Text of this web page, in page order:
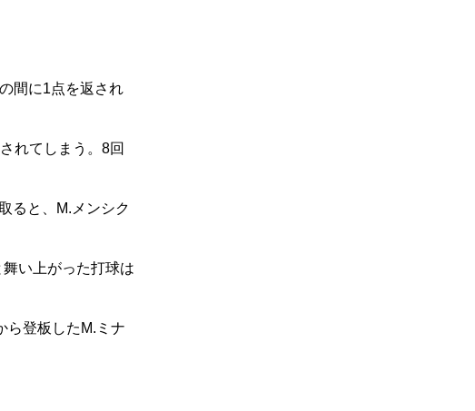
間に1点を返され
れてしまう。8回
ると、M.メンシク
い上がった打球は
ら登板したM.ミナ